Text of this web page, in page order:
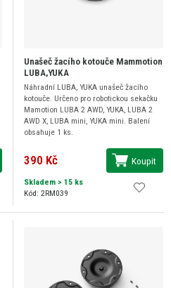
Unašeč žacího kotouče Mammotion
LUBA,YUKA
Náhradní LUBA, YUKA unašeč žacího
kotouče. Určeno pro robotickou sekačku
Mamotion LUBA 2 AWD, YUKA, LUBA 2
AWD X, LUBA mini, YUKA mini. Balení
obsahuje 1 ks.
390 Kč Koupit
Skladem > 15 ks
Kód: 2RM039